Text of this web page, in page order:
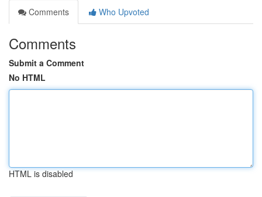
Comments
Who Upvoted
Comments
Submit a Comment
No HTML
HTML is disabled